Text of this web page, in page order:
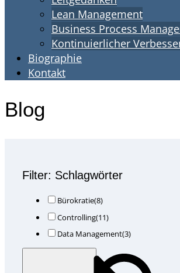
Lean Management
Business Process
Kontinuierlicher
Biographie
Kontakt
Blog
Filter: Schlagwörter
Bürokratie(8)
Controlling(11)
Data Management(3)